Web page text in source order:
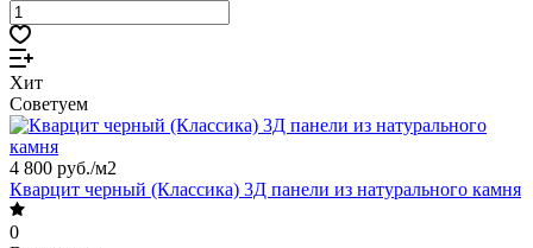
Хит
Советуем
4 800 руб./м2
Кварцит черный (Классика) 3Д панели из натурального камня
0